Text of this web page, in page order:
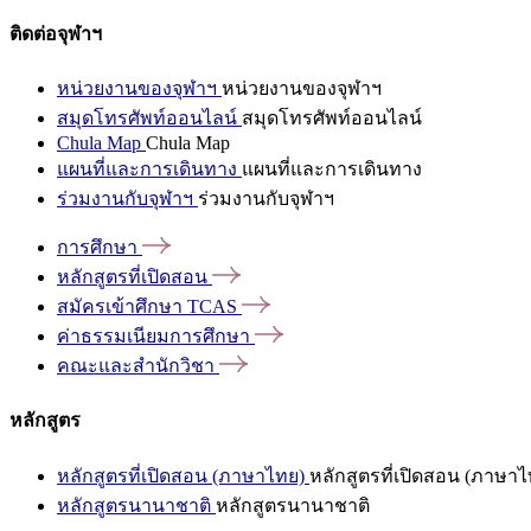
ติดต่อจุฬาฯ
หน่วยงานของจุฬาฯ หน่วยงานของจุฬาฯ
สมุดโทรศัพท์ออนไลน์ สมุดโทรศัพท์ออนไลน์
Chula Map Chula Map
แผนที่และการเดินทาง แผนที่และการเดินทาง
ร่วมงานกับจุฬาฯ ร่วมงานกับจุฬาฯ
การศึกษา
หลักสูตรที่เปิดสอน
สมัครเข้าศึกษา TCAS
ค่าธรรมเนียมการศึกษา
คณะและสำนักวิชา
หลักสูตร
หลักสูตรที่เปิดสอน (ภาษาไทย) หลักสูตรที่เปิดสอน (ภาษาไ
หลักสูตรนานาชาติ หลักสูตรนานาชาติ